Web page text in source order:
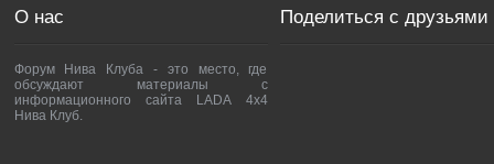
О нас
Форум Нива Клуба - это место, где
обсуждают материалы с
информационного сайта LADA 4x4
Нива Клуб.
Поделиться с друзьями